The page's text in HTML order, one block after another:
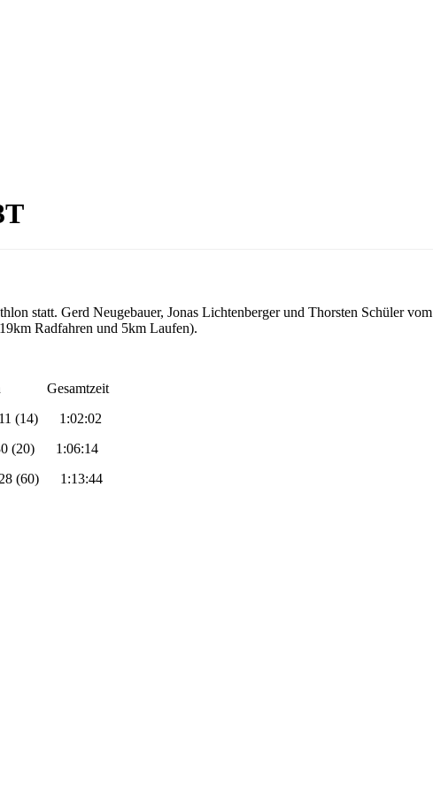
statt. Gerd Neugebauer, Jonas Lichtenberger und Thorsten Schüler vom
Radfahren und 5km Laufen).
Gesamtzeit
(14) 1:02:02
(20) 1:06:14
(60) 1:13:44